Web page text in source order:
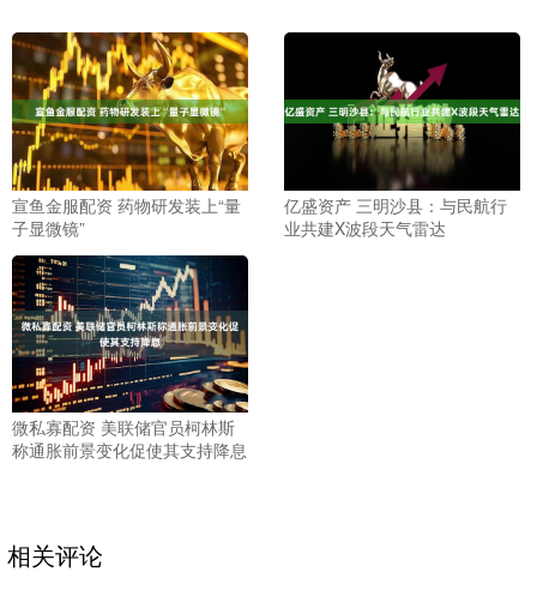
宣鱼金服配资 药物研发装上“量
子显微镜”
亿盛资产 三明沙县：与民航行
业共建X波段天气雷达
微私寡配资 美联储官员柯林斯
称通胀前景变化促使其支持降息
相关评论